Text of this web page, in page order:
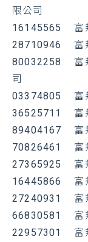
限公司
16145565 富
28710946 富
80032258 富
司
03374805 富
36525711 富
89404167 富
70826461 富
27365925 富
16445866 富
27240931 富
66830581 富
22957301 富